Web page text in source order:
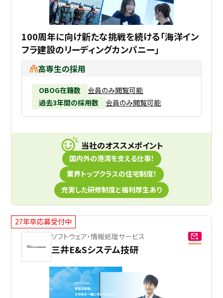
100周年に向け新たな挑戦を続ける「海洋イン
フラ建設のリーディングカンパニー」
高専生の採用
OBOG在籍数
会員のみ閲覧可能
過去3年間の採用数
会員のみ閲覧可能
当社のオススメポイント
国内外の港湾を支える仕事！
業界トップクラスの住宅制度！
充実した研修制度と福利厚生あり
27年卒応募受付中
ソフトウェア・情報処理サービス
三井E&Sシステム技研